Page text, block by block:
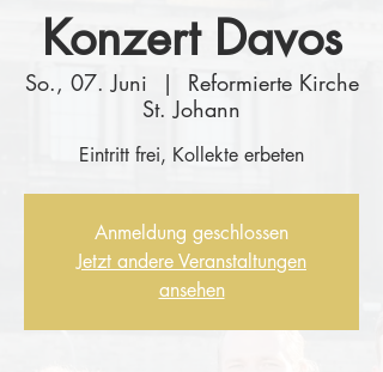
Konzert Davos
So., 07. Juni
  |
Reformierte Kirche
St. Johann
Eintritt frei, Kollekte erbeten
Anmeldung geschlossen
Jetzt andere Veranstaltungen
ansehen